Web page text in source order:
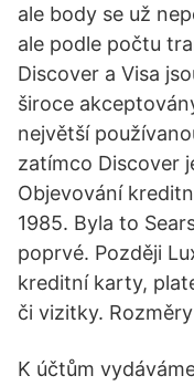
ale body se už
ale podle počtu
Discover a Visa
široce
největší
zatímco Discover
Objevování
1985. Byla to
poprvé. Později
kreditní karty,
či vizitky.
K účtům